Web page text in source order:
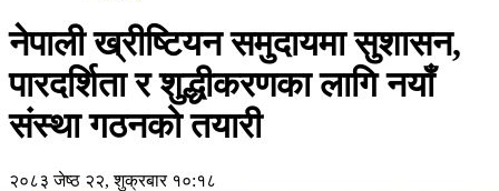
नेपाली ख्रीष्टियन समुदायमा सुशासन,
पारदर्शिता र शुद्धीकरणका लागि नयाँ
संस्था गठनको तयारी
२०८३ जेष्ठ २२, शुक्रबार १०:१८